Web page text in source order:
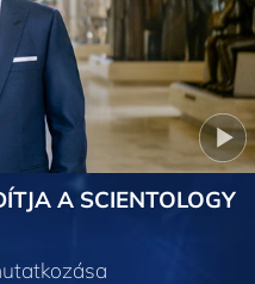
A SCIENTOLOGY